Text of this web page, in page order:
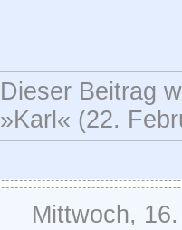
Dieser Beitrag
»Karl« (22.
Mittwoch,